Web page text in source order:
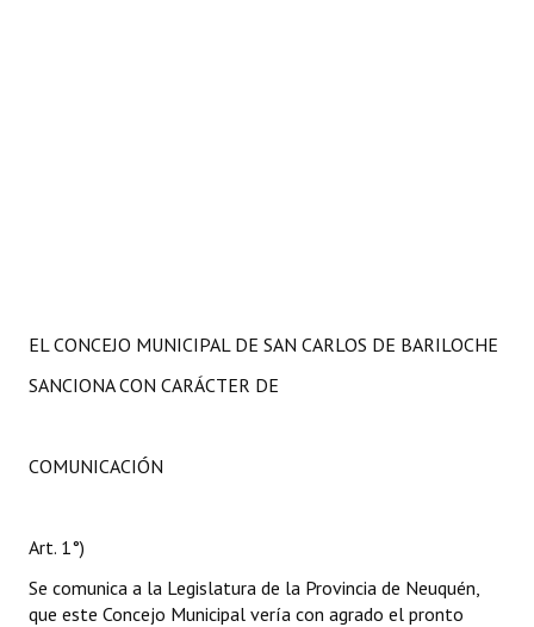
EL CONCEJO MUNICIPAL DE SAN CARLOS DE BARILOCHE
SANCIONA CON CARÁCTER DE
COMUNICACIÓN
Art. 1°)
Se comunica a la Legislatura de la Provincia de Neuquén,
que este Concejo Municipal vería con agrado el pronto